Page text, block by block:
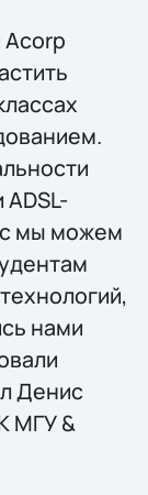
Acorp
мы можем
нами
Денис
МГУ &